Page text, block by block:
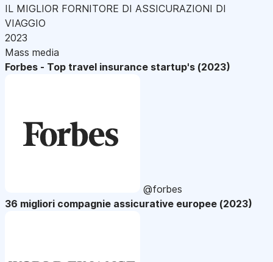
IL MIGLIOR FORNITORE DI ASSICURAZIONI DI
VIAGGIO
2023
Mass media
Forbes - Top travel insurance startup's (2023)
@forbes
36 migliori compagnie assicurative europee (2023)